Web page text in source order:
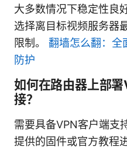
大多数情况下稳定性良
选择离目标视频服务器
限制。 翻墙怎么翻：全
防护
如何在路由器上部
接？
需要具备VPN客户端支
提供的固件或官方教程